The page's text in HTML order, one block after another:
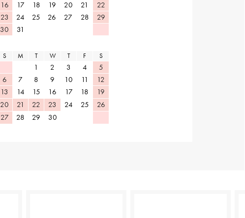
16
17 18 19 20 21
22
23
24 25 26 27 28
29
30
31
S M T W T F S
1 2 3 4
5
6
7 8 9 10 11
12
13
14 15 16 17 18
19
20
21 22 23 24 25
26
27
28 29 30